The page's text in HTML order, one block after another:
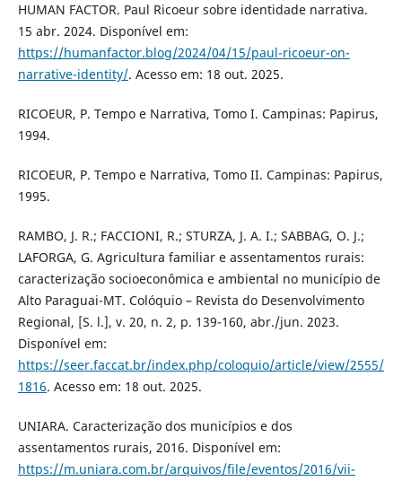
HUMAN FACTOR. Paul Ricoeur sobre identidade narrativa.
15 abr. 2024. Disponível em:
https://humanfactor.blog/2024/04/15/paul-ricoeur-on-
narrative-identity/. Acesso em: 18 out. 2025.
RICOEUR, P. Tempo e Narrativa, Tomo I. Campinas: Papirus,
1994.
RICOEUR, P. Tempo e Narrativa, Tomo II. Campinas: Papirus,
1995.
RAMBO, J. R.; FACCIONI, R.; STURZA, J. A. I.; SABBAG, O. J.;
LAFORGA, G. Agricultura familiar e assentamentos rurais:
caracterização socioeconômica e ambiental no município de
Alto Paraguai-MT. Colóquio – Revista do Desenvolvimento
Regional, [S. l.], v. 20, n. 2, p. 139-160, abr./jun. 2023.
Disponível em:
https://seer.faccat.br/index.php/coloquio/article/view/2555/
1816. Acesso em: 18 out. 2025.
UNIARA. Caracterização dos municípios e dos
assentamentos rurais, 2016. Disponível em:
https://m.uniara.com.br/arquivos/file/eventos/2016/vii-